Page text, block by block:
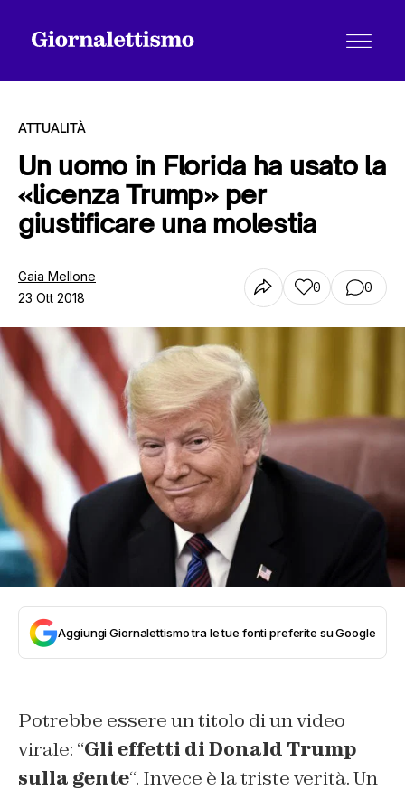
Tutti gli articoli
Chi siamo
Contatti
ATTUALITÀ
Un uomo in Florida ha usato la
«licenza Trump» per
giustificare una molestia
Gaia Mellone
23 Ott 2018
0 0
Aggiungi Giornalettismo tra le tue fonti preferite su Google
Potrebbe essere un titolo di un video
virale: “Gli effetti di Donald Trump
sulla gente“. Invece è la triste verità. Un